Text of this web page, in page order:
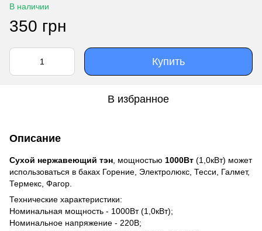
В наличии
350 грн
Купить
В избранное
Описание
Сухой нержавеющий тэн , мощностью 1000Вт (1,0кВт) может
использоваться в баках Горение, Электролюкс, Тесси, Галмет,
Термекс, Фагор.
Технические характеристики:
Номинальная мощность - 1000Вт (1,0кВт);
Номинальное напряжение - 220В;